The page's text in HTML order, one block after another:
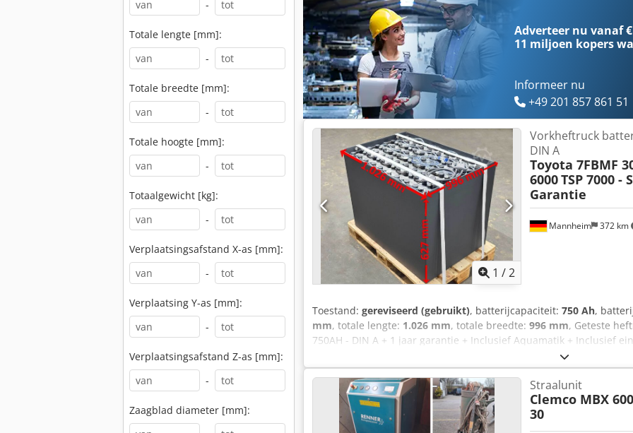
-
Totale lengte [mm]:
-
Totale breedte [mm]:
-
Totale hoogte [mm]:
-
Totaalgewicht [kg]:
-
Verplaatsingsafstand X-as [mm]:
-
Verplaatsing Y-as [mm]:
-
Verplaatsingsafstand Z-as [mm]:
-
Zaagblad diameter [mm]:
Adverteer nu vanaf
11 miljoen kopers
Informeer nu
+49 201 857 861 51
1 /2
Mannheim 372 km
Vorkheftruck
DIN A
Toyota 7FBMF
6000TSP 7000 -
Garantie
Toestand: gereviseerd (gebruikt), batterijcapaciteit: 750 Ah,
mm, totale lengte: 1.026 mm, totale breedte: 996 mm, Geteste
750AH - DIN A + 1 jaar garantie + Inclusief Aquamatik + Inclusief
stekkers kunnen indien nodig gemonteerd worden) + Capaciteit:
bij levering meegeleverd) + Bouwjaar 2024 Afmetingen: Lengte
996 mm Hoogte 627 mm Gewicht: ca. 1.730 kg Geschikt voor de
7FBMF30 Toyota 7FBMF35 Crown TSP 6000-D Crown TSP 7000
gerust contact op. Transport mogelijk.
Straalunit
Clemco MBX
30